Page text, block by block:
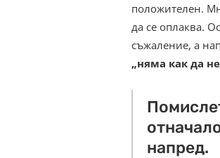
положителен.
да се оплаква.
съжаление, а
„няма как да
напред.